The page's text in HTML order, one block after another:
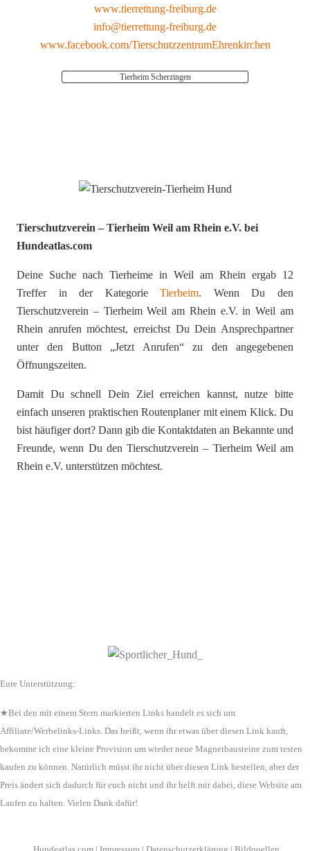
www.tierrettung-freiburg.de
info@tierrettung-freiburg.de
www.facebook.com/TierschutzzentrumEhrenkirchen
Tierheim Scherzingen
Tierschutzverein – Tierheim Weil am Rhein e.V. bei
Hundeatlas.com
Deine Suche nach Tierheime in Weil am Rhein ergab 12
Treffer in der KategorieTierheim. Wenn Du den
Tierschutzverein – Tierheim Weil am Rhein e.V. in Weil am
Rhein anrufen möchtest, erreichst Du Dein Ansprechpartner
unter den Button „Jetzt Anrufen“ zu den angegebenen
Öffnungszeiten.
Damit Du schnell Dein Ziel erreichen kannst, nutze bitte
einfach unseren praktischen Routenplaner mit einem Klick. Du
bist häufiger dort? Dann gib die Kontaktdaten an Bekannte und
Freunde, wenn Du den Tierschutzverein – Tierheim Weil am
Rhein e.V. unterstützen möchtest.
Eure Unterstützung:
★Bei den mit einem Stern markierten Links handelt es sich um
Affiliate/Werbelinks-Links. Das heißt, wenn ihr etwas über diesen Link kauft,
bekomme ich eine kleine Provision um wieder neue Magnetbausteine zum testen
kaufen zu können. Natürlich müsst ihr nicht über diesen Link bestellen, aber der
Preis ändert sich dadurch für euch nicht und ihr helft mir dabei, diese Website am
Laufen zu halten. Vielen Dank dafür!